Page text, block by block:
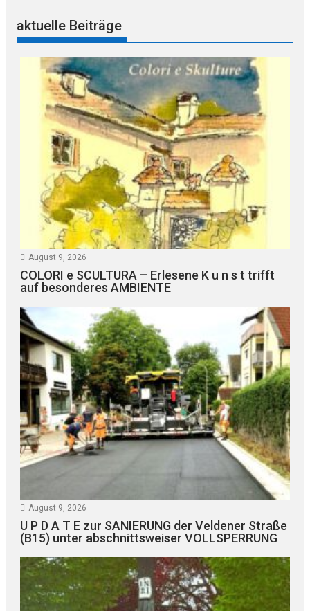
aktuelle Beiträge
August 9, 2026
COLORI e SCULTURA – Erlesene K u n s t trifft
auf besonderes AMBIENTE
August 9, 2026
U P D A T E zur SANIERUNG der Veldener Straße
(B15) unter abschnittsweiser VOLLSPERRUNG